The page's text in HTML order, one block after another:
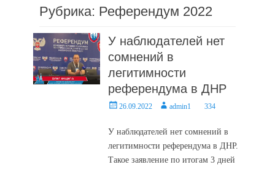
Рубрика: Референдум 2022
У наблюдателей нет
сомнений в
легитимности
референдума в ДНР
Posted26.09.2022 Authoradmin1 334
У наблюдателей нет сомнений в
легитимности референдума в ДНР.
Такое заявление по итогам 3 дней